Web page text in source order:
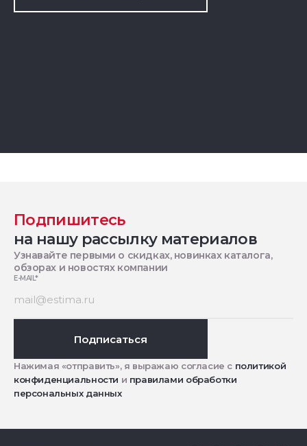
Подпишитесь
на нашу рассылку материалов
Узнавайте первыми о скидках, новинках каталога,
обзорах и новостях компании
E-MAIL*
Подписаться
Нажимая «отправить», я выражаю согласие с политикой
конфиденциальности и правилами обработки
персональных данных